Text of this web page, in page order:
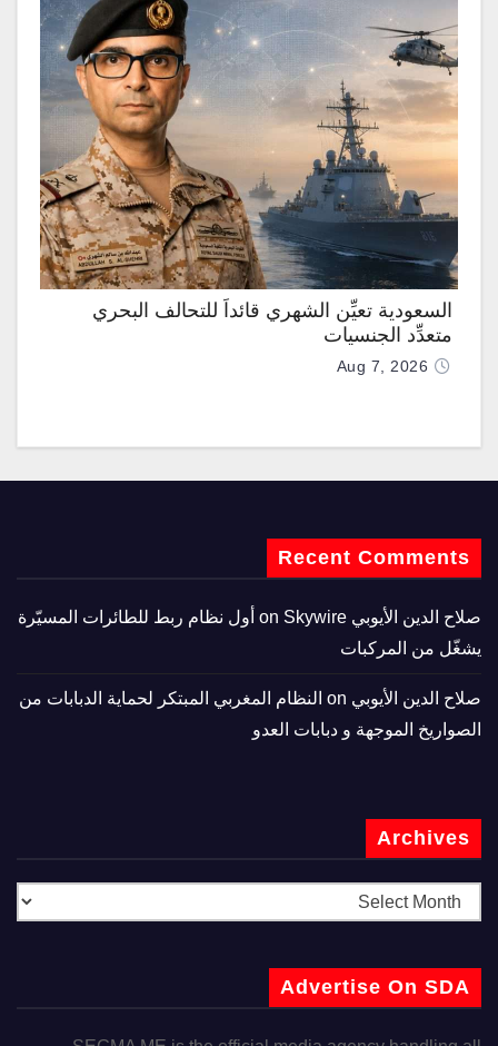
السعودية تعيِّن الشهري قائداً للتحالف البحري
متعدِّد الجنسيات
Aug 7, 2026
Recent Comments
صلاح الدين الأيوبي
Skywire أول نظام ربط للطائرات المسيّرة
يشغّل من المركبات
صلاح الدين الأيوبي
النظام المغربي المبتكر لحماية الدبابات من
الصواريخ الموجهة و دبابات العدو
Archives
Advertise On SDA